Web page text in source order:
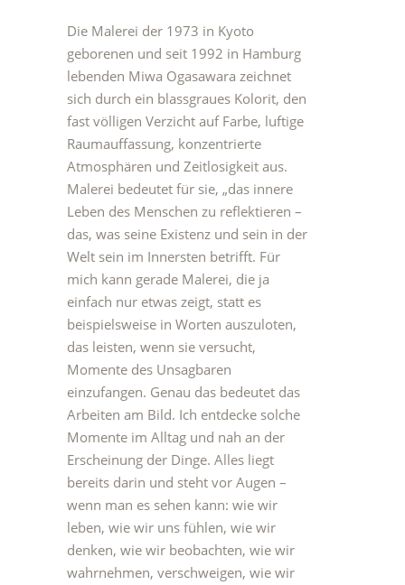
Die Malerei der 1973 in Kyoto
geborenen und seit 1992 in Hamburg
lebenden Miwa Ogasawara zeichnet
sich durch ein blassgraues Kolorit, den
fast völligen Verzicht auf Farbe, luftige
Raumauffassung, konzentrierte
Atmosphären und Zeitlosigkeit aus.
Malerei bedeutet für sie, „das innere
Leben des Menschen zu reflektieren –
das, was seine Existenz und sein in der
Welt sein im Innersten betrifft. Für
mich kann gerade Malerei, die ja
einfach nur etwas zeigt, statt es
beispielsweise in Worten auszuloten,
das leisten, wenn sie versucht,
Momente des Unsagbaren
einzufangen. Genau das bedeutet das
Arbeiten am Bild. Ich entdecke solche
Momente im Alltag und nah an der
Erscheinung der Dinge. Alles liegt
bereits darin und steht vor Augen –
wenn man es sehen kann: wie wir
leben, wie wir uns fühlen, wie wir
denken, wie wir beobachten, wie wir
wahrnehmen, verschweigen, wie wir